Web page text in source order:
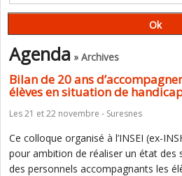
Agenda » Archives
Bilan de 20 ans
élèves en situation de
Les 21 et 22 novembre - Suresnes
Ce colloque organisé à l’INSEI (ex-
pour ambition de réaliser un état des
des personnels accompagnants les